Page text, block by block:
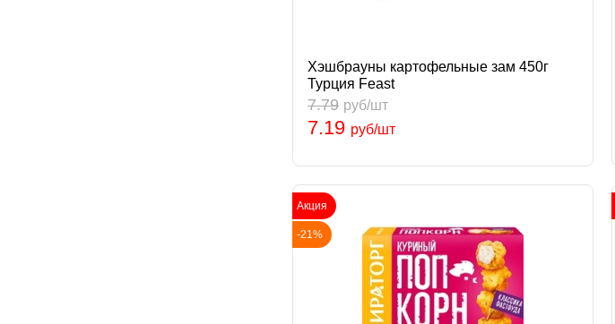
Хэшбрауны картофельные зам 450г
Турция Feast
7.19 руб/шт
7.79 руб/шт
Акция
-21%